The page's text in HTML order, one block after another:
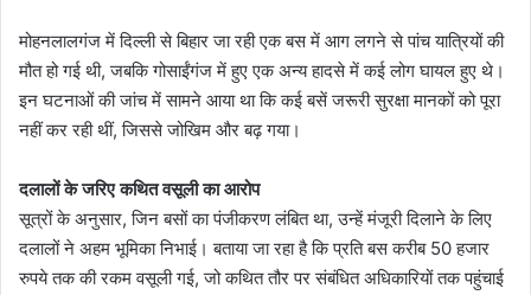
मोहनलालगंज में दिल्ली से बिहार जा रही एक बस में आग लगने से पांच यात्रियों की
मौत हो गई थी, जबकि गोसाईंगंज में हुए एक अन्य हादसे में कई लोग घायल हुए थे।
इन घटनाओं की जांच में सामने आया था कि कई बसें जरूरी सुरक्षा मानकों को पूरा
नहीं कर रही थीं, जिससे जोखिम और बढ़ गया।
दलालों के जरिए कथित वसूली का आरोप
सूत्रों के अनुसार, जिन बसों का पंजीकरण लंबित था, उन्हें मंजूरी दिलाने के लिए
दलालों ने अहम भूमिका निभाई। बताया जा रहा है कि प्रति बस करीब 50 हजार
रुपये तक की रकम वसूली गई, जो कथित तौर पर संबंधित अधिकारियों तक पहुंचाई